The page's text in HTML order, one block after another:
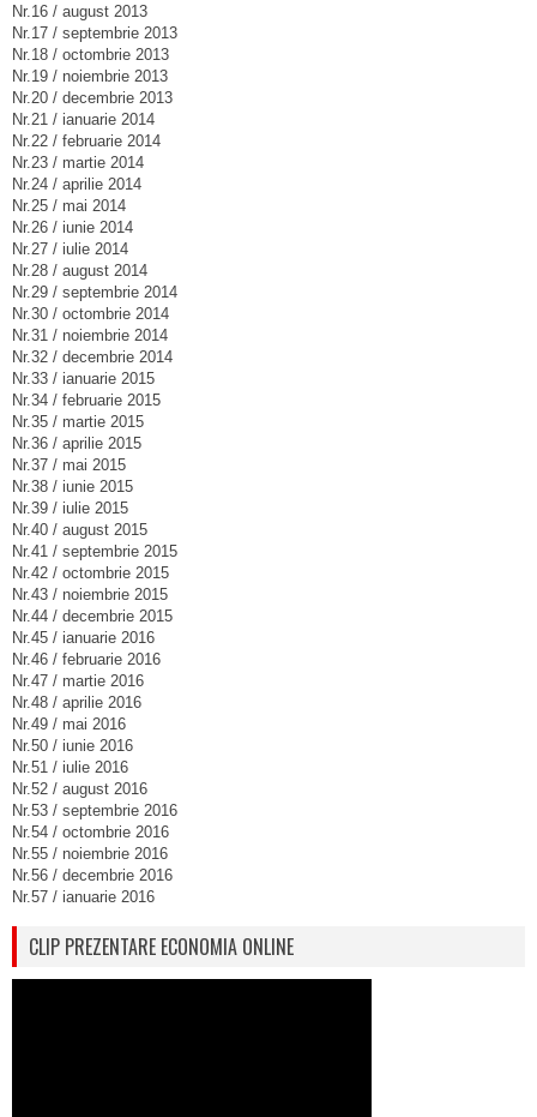
Nr.16 / august 2013
Nr.17 / septembrie 2013
Nr.18 / octombrie 2013
Nr.19 / noiembrie 2013
Nr.20 / decembrie 2013
Nr.21 / ianuarie 2014
Nr.22 / februarie 2014
Nr.23 / martie 2014
Nr.24 / aprilie 2014
Nr.25 / mai 2014
Nr.26 / iunie 2014
Nr.27 / iulie 2014
Nr.28 / august 2014
Nr.29 / septembrie 2014
Nr.30 / octombrie 2014
Nr.31 / noiembrie 2014
Nr.32 / decembrie 2014
Nr.33 / ianuarie 2015
Nr.34 / februarie 2015
Nr.35 / martie 2015
Nr.36 / aprilie 2015
Nr.37 / mai 2015
Nr.38 / iunie 2015
Nr.39 / iulie 2015
Nr.40 / august 2015
Nr.41 / septembrie 2015
Nr.42 / octombrie 2015
Nr.43 / noiembrie 2015
Nr.44 / decembrie 2015
Nr.45 / ianuarie 2016
Nr.46 / februarie 2016
Nr.47 / martie 2016
Nr.48 / aprilie 2016
Nr.49 / mai 2016
Nr.50 / iunie 2016
Nr.51 / iulie 2016
Nr.52 / august 2016
Nr.53 / septembrie 2016
Nr.54 / octombrie 2016
Nr.55 / noiembrie 2016
Nr.56 / decembrie 2016
Nr.57 / ianuarie 2016
CLIP PREZENTARE ECONOMIA ONLINE